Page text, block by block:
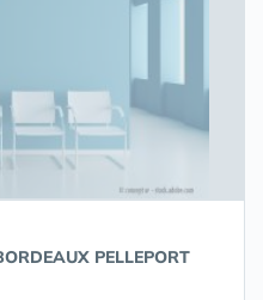
PELLEPORT